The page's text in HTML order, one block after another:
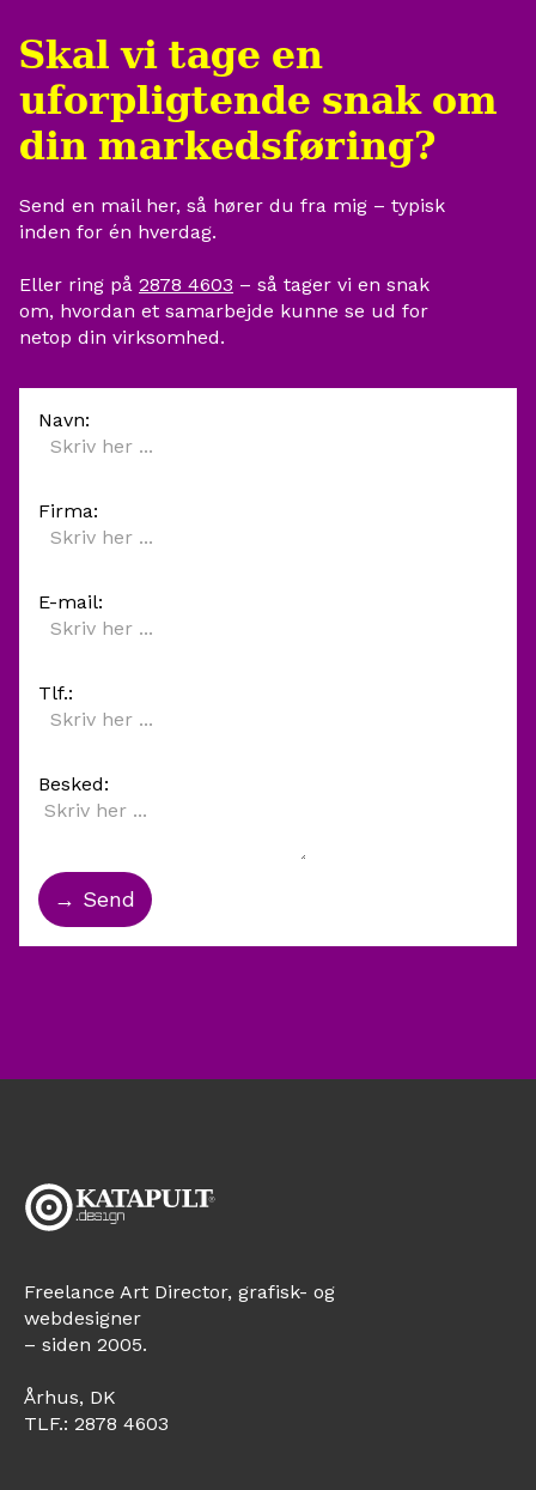
god sparring. Vi vil til enhver
tid anbefale KATAPULT, til dem
der ønsker noget personligt og
lækkert 😋
indhold endnu ikke er på
egne skuldre at løse, og
ikke lægge Jeppe til last.
Skal vi tage en
uforpligtende snak om
din markedsføring?
Send en mail her, så hører du fra mig – typisk
inden for én hverdag.
Eller ring på 2878 4603 – så tager vi en snak
om, hvordan et samarbejde kunne se ud for
netop din virksomhed.
Navn:
Firma:
E-mail:
Tlf.:
Besked:
Freelance Art Director, grafisk- og
webdesigner
– siden 2005.
Århus, DK
TLF.: 2878 4603